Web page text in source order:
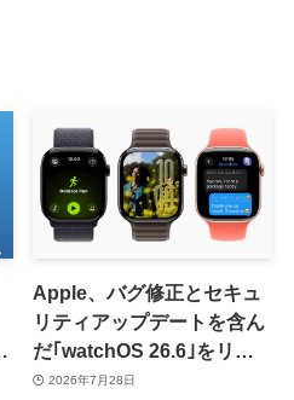
Apple、バグ修正とセキュ
リティアップデートを含ん
だ｢watchOS 26.6｣をリリ
ース
2026年7月28日